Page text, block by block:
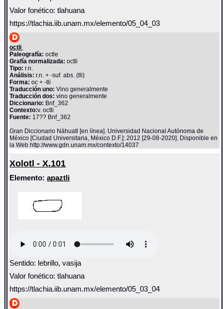
Valor fonético: tlahuana
https://tlachia.iib.unam.mx/elemento/05_04_03
octli
Paleografía: octle
Grafía normalizada: octli
Tipo: r.n.
Análisis: r.n. + -suf. abs. (tli)
Forma: oc + -tli
Traducción uno: Vino generalmente
Traducción dos: vino generalmente
Diccionario: Bnf_362
Contexto:v. octli
Fuente: 17?? Bnf_362
Gran Diccionario Náhuatl [en línea]. Universidad Nacional Autónoma de
México [Ciudad Universitaria, México D.F.]: 2012 [29-08-2020]. Disponible en
la Web http://www.gdn.unam.mx/contexto/14037
Xolotl - X.101
Elemento:apaztli
Sentido: lebrillo, vasija
Valor fonético: tlahuana
https://tlachia.iib.unam.mx/elemento/05_03_04